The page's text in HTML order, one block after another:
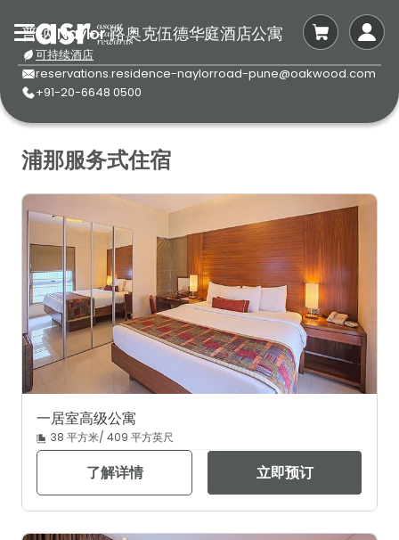
普纳 Naylor 路奥克伍德华庭酒店公寓
可持续酒店
reservations.residence-naylorroad-pune@oakwood.com
+91-20-6648 0500
浦那服务式住宿
一居室高级公寓
38 平方米/ 409 平方英尺
了解详情 立即预订